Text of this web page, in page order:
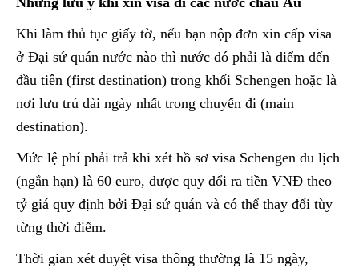
Khi làm thủ tục giấy tờ, nếu bạn nộp đơn xin cấp visa
ở Đại sứ quán nước nào thì nước đó phải là điểm đến
đầu tiên (first destination) trong khối Schengen hoặc là
nơi lưu trú dài ngày nhất trong chuyến đi (main
destination).
Mức lệ phí phải trả khi xét hồ sơ visa Schengen du lịch
(ngắn hạn) là 60 euro, được quy đổi ra tiền VNĐ theo
tỷ giá quy định bởi Đại sứ quán và có thể thay đổi tùy
từng thời điểm.
Thời gian xét duyệt visa thông thường là 15 ngày,